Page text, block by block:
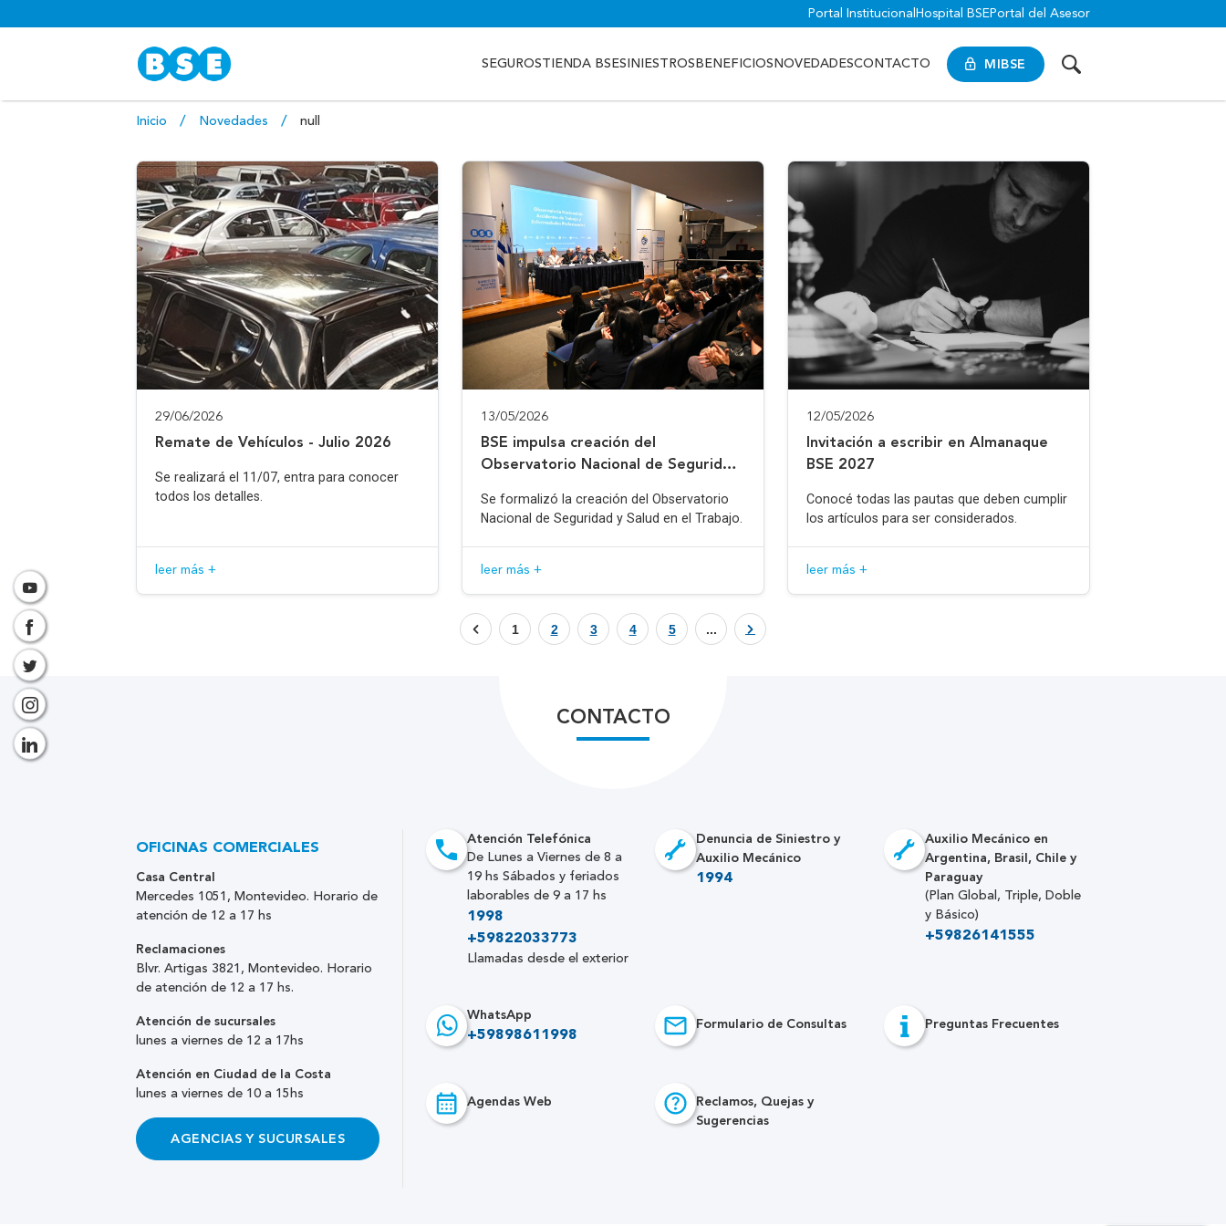
Portal Institucional Hospital BSE Portal del Asesor
MIBSE
SEGUROSTIENDA BSESINIESTROS BENEFICIOS NOVEDADESCONTACTO
Inicio Novedades null
29/06/2026
Remate de Vehículos - Julio 2026
Se realizará el 11/07, entra para conocer
todos los detalles.
leer más +
13/05/2026
BSE impulsa creación del
Observatorio Nacional de Seguridad
Se formalizó la creación del Observatorio
Nacional de Seguridad y Salud en el Trabajo.
leer más +
12/05/2026
Invitación a escribir en Almanaque
BSE 2027
Conocé todas las pautas que deben cumplir
los artículos para ser considerados.
leer más +
1 2 3 4 5 ...
CONTACTO
Atención Telefónica
De Lunes a Viernes de 8 a
19 hs Sábados y feriados
laborables de 9 a 17 hs
1998
+59822033773
Llamadas desde el exterior
Denuncia de Siniestro y
Auxilio Mecánico
1994
Auxilio Mecánico en
Argentina, Brasil, Chile y
Paraguay
(Plan Global, Triple, Doble
y Básico)
+59826141555
WhatsApp
+59898611998
Formulario de Consultas Preguntas Frecuentes
Agendas Web
Reclamos, Quejas y
Sugerencias
OFICINAS COMERCIALES
Casa Central
Mercedes 1051, Montevideo. Horario de
atención de 12 a 17 hs
Reclamaciones
Blvr. Artigas 3821, Montevideo. Horario
de atención de 12 a 17 hs.
Atención de sucursales
lunes a viernes de 12 a 17hs
Atención en Ciudad de la Costa
lunes a viernes de 10 a 15hs
AGENCIAS Y SUCURSALES